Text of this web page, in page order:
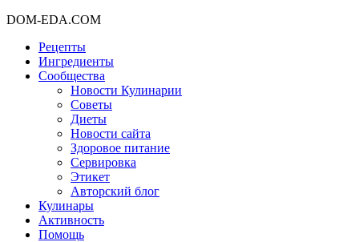
DOM-EDA.COM
Рецепты
Ингредиенты
Сообщества
Новости Кулинарии
Советы
Диеты
Новости сайта
Здоровое питание
Сервировка
Этикет
Авторский блог
Кулинары
Активность
Помощь